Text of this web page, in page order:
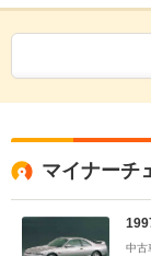
マイナーチ
中古